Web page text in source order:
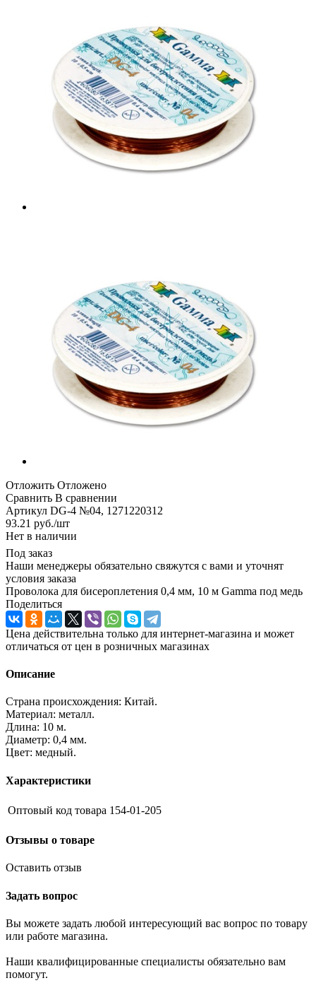
Отложить Отложено
Сравнить В сравнении
Артикул DG-4 №04, 1271220312
93.21 руб./шт
Нет в наличии
Под заказ
Наши менеджеры обязательно свяжутся с вами и уточнят
условия заказа
Проволока для бисероплетения 0,4 мм, 10 м Gamma под медь
Поделиться
Цена действительна только для интернет-магазина и может
отличаться от цен в розничных магазинах
Описание
Страна происхождения: Китай.
Материал: металл.
Длина: 10 м.
Диаметр: 0,4 мм.
Цвет: медный.
Характеристики
Оптовый код товара 154-01-205
Отзывы о товаре
Оставить отзыв
Задать вопрос
Вы можете задать любой интересующий вас вопрос по товару
или работе магазина.
Наши квалифицированные специалисты обязательно вам
помогут.